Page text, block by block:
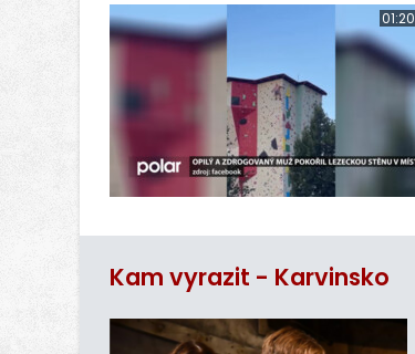
01:20
Kam vyrazit - Karvinsko